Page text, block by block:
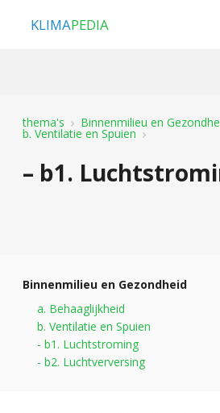
KLIMAPEDIA
thema's Binnenmilieu en
b. Ventilatie en Spuien
– b1.
Binnenmilieu en Gezondheid
a. Behaaglijkheid
b. Ventilatie en Spuien
- b1. Luchtstroming
- b2. Luchtverversing